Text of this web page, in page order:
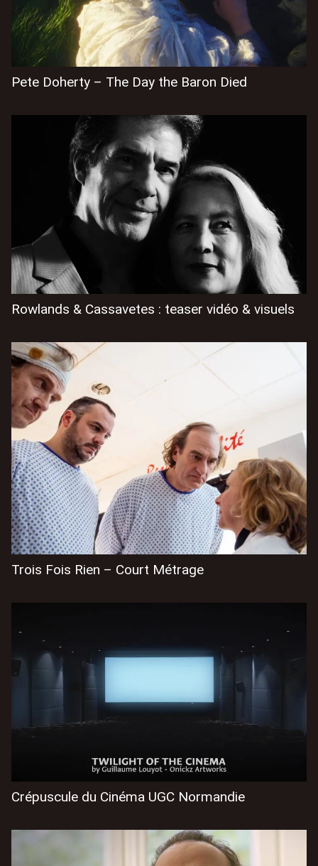
Pete Doherty – The Day the Baron Died
Rowlands & Cassavetes : teaser vidéo & visuels
Trois Fois Rien – Court Métrage
Crépuscule du Cinéma UGC Normandie